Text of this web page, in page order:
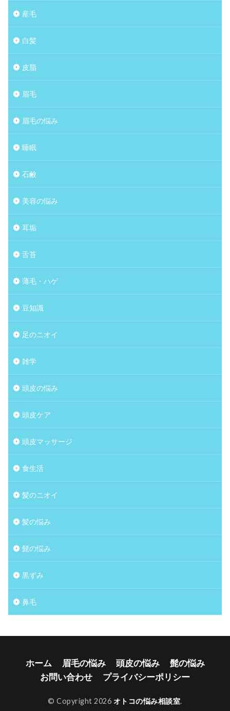
産毛
白髪
皮脂
眉毛
眉毛の悩み
睡眠
石鹸
美容の悩み
耳垢
舌苔
薄毛・ハゲ
豆知識
足のニオイ
雑学
頭皮の悩み
頭皮ケア
頭皮マッサージ
食生活
髪のニオイ
髪の悩み
髭の悩み
黒ずみ
鼻毛
ホーム 眉毛の悩み 頭皮の悩み
髭の悩み
お問い合わせ
プライバシーポリシー
© Copyright 2026 オトコの悩み相談室.